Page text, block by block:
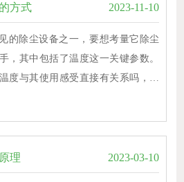
方式 2023-11-10
的除尘设备之一，要想考量它除尘
，其中包括了温度这一关键参数。
度与其使用感受直接有关系吗，…
理 2023-03-10